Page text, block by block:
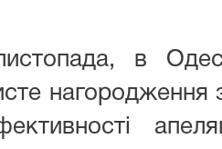
в
нагородження